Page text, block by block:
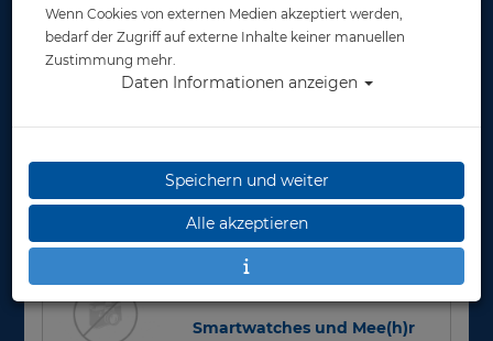
Stand up Paddling
Smartwatches und Mee(h)r
Wenn Cookies von externen Medien akzeptiert werden,
bedarf der Zugriff auf externe Inhalte keiner manuellen
Zustimmung mehr.
Daten Informationen anzeigen
Speichern und weiter
Alle akzeptieren